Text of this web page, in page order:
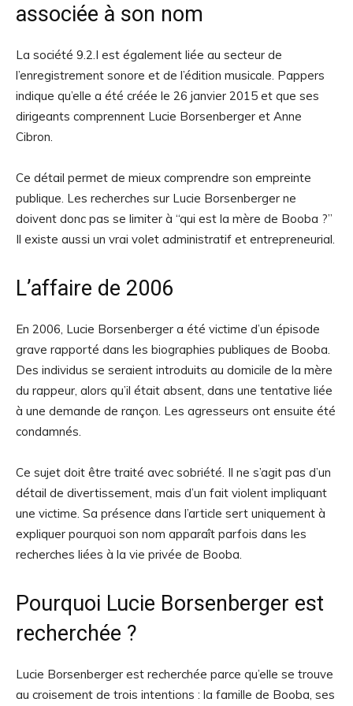
associée à son nom
La société 9.2.I est également liée au secteur de
l’enregistrement sonore et de l’édition musicale. Pappers
indique qu’elle a été créée le 26 janvier 2015 et que ses
dirigeants comprennent Lucie Borsenberger et Anne
Cibron.
Ce détail permet de mieux comprendre son empreinte
publique. Les recherches sur Lucie Borsenberger ne
doivent donc pas se limiter à “qui est la mère de Booba ?”
Il existe aussi un vrai volet administratif et entrepreneurial.
L’affaire de 2006
En 2006, Lucie Borsenberger a été victime d’un épisode
grave rapporté dans les biographies publiques de Booba.
Des individus se seraient introduits au domicile de la mère
du rappeur, alors qu’il était absent, dans une tentative liée
à une demande de rançon. Les agresseurs ont ensuite été
condamnés.
Ce sujet doit être traité avec sobriété. Il ne s’agit pas d’un
détail de divertissement, mais d’un fait violent impliquant
une victime. Sa présence dans l’article sert uniquement à
expliquer pourquoi son nom apparaît parfois dans les
recherches liées à la vie privée de Booba.
Pourquoi Lucie Borsenberger est
recherchée ?
Lucie Borsenberger est recherchée parce qu’elle se trouve
au croisement de trois intentions : la famille de Booba, ses